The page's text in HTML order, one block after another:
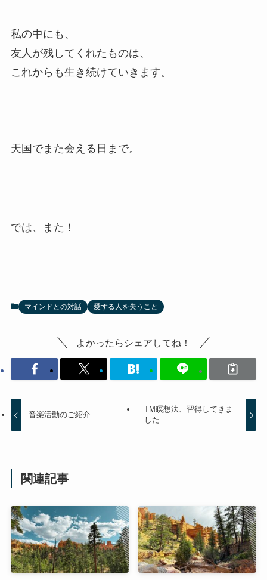
私の中にも、
友人が残してくれたものは、
これからも生き続けていきます。
天国でまた会える日まで。
では、また！
マインドとの対話 愛する人を失うこと
よかったらシェアしてね！
音楽活動のご紹介
TM瞑想法、習得してきま
した
関連記事